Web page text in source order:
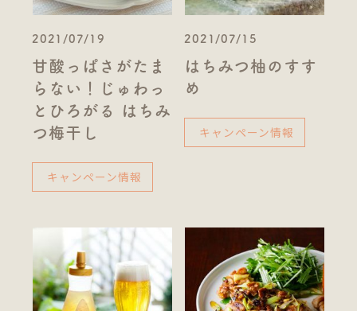
2021/07/19
甘酸っぱさがたま
らない！じゅわっ
とひろがる はちみ
つ梅干し
キャンペーン情報
2021/07/15
はちみつ柚のすす
め
キャンペーン情報